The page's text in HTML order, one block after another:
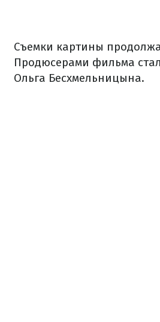
Съемки картины
Продюсерами фильма
Ольга Бесхмельницына.